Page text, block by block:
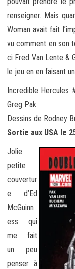
renseigner. Mais
Woman avait fait
vu comment en son
ci Fred Van Lente &
le jeu en en faisant
Incredible Hercules
Greg Pak
Dessins de Rodney
Sortie aux USA le
Jolie
petite
couvertur
e d’Ed
McGuinn
ess qui
me fait
un peu
penser à